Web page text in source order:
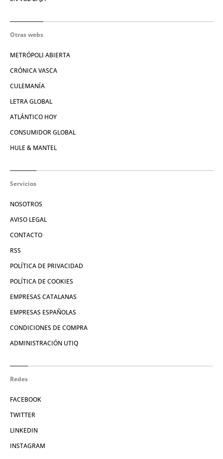
Otras webs
METRÓPOLI ABIERTA
CRÓNICA VASCA
CULEMANÍA
LETRA GLOBAL
ATLÁNTICO HOY
CONSUMIDOR GLOBAL
HULE & MANTEL
Servicios
NOSOTROS
AVISO LEGAL
CONTACTO
RSS
POLÍTICA DE PRIVACIDAD
POLÍTICA DE COOKIES
EMPRESAS CATALANAS
EMPRESAS ESPAÑOLAS
CONDICIONES DE COMPRA
ADMINISTRACIÓN UTIQ
Redes
FACEBOOK
TWITTER
LINKEDIN
INSTAGRAM